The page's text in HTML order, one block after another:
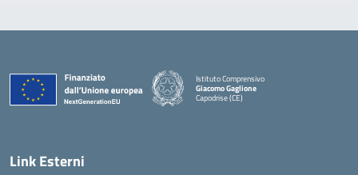
Istituto Comprensivo
Giacomo Gaglione
Capodrise (CE)
— Visita la pagina iniziale della scuola
Link Esterni